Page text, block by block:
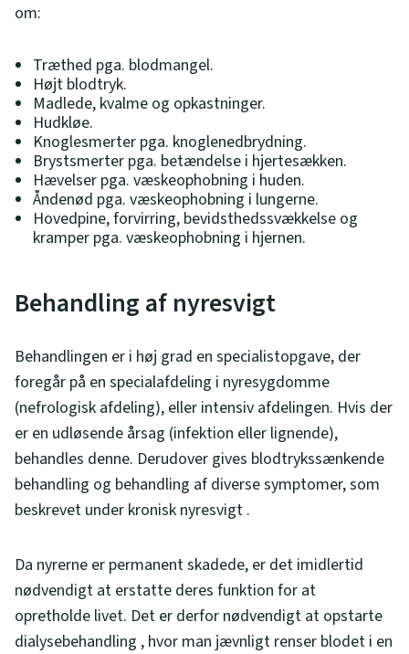
om:
Træthed pga. blodmangel.
Højt blodtryk.
Madlede, kvalme og opkastninger.
Hudkløe.
Knoglesmerter pga. knoglenedbrydning.
Brystsmerter pga. betændelse i hjertesækken.
Hævelser pga. væskeophobning i huden.
Åndenød pga. væskeophobning i lungerne.
Hovedpine, forvirring, bevidsthedssvækkelse og
kramper pga. væskeophobning i hjernen.
Behandling af nyresvigt
Behandlingen er i høj grad en specialistopgave, der
foregår på en specialafdeling i nyresygdomme
(nefrologisk afdeling), eller intensiv afdelingen. Hvis der
er en udløsende årsag (infektion eller lignende),
behandles denne. Derudover gives blodtrykssænkende
behandling og behandling af diverse symptomer, som
beskrevet under kronisk nyresvigt .
Da nyrerne er permanent skadede, er det imidlertid
nødvendigt at erstatte deres funktion for at
opretholde livet. Det er derfor nødvendigt at opstarte
dialysebehandling , hvor man jævnligt renser blodet i en